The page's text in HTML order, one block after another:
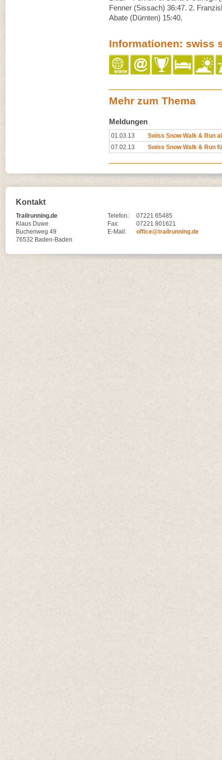
Fenner (Sissach) 36:47. 2.
Abate (Dürnten) 15:40.
Informationen: swiss
Mehr zum Thema
Meldungen
01.03.13
Swiss Snow Walk & Run
07.02.13
Swiss Snow Walk & Run
Kontakt
Trailrunning.de
Klaus Duwe
Buchenweg 49
76532 Baden-Baden
Telefon:
07221 65485
Fax:
07221 801621
E-Mail:
office@trailrunning.de